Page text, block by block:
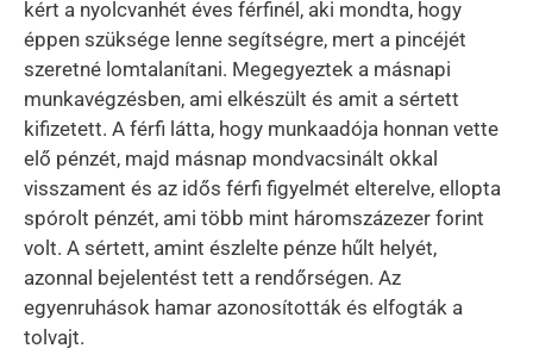
kért a nyolcvanhét éves férfinél, aki mondta, hogy
éppen szüksége lenne segítségre, mert a pincéjét
szeretné lomtalanítani. Megegyeztek a másnapi
munkavégzésben, ami elkészült és amit a sértett
kifizetett. A férfi látta, hogy munkaadója honnan vette
elő pénzét, majd másnap mondvacsinált okkal
visszament és az idős férfi figyelmét elterelve, ellopta
spórolt pénzét, ami több mint háromszázezer forint
volt. A sértett, amint észlelte pénze hűlt helyét,
azonnal bejelentést tett a rendőrségen. Az
egyenruhások hamar azonosították és elfogták a
tolvajt.